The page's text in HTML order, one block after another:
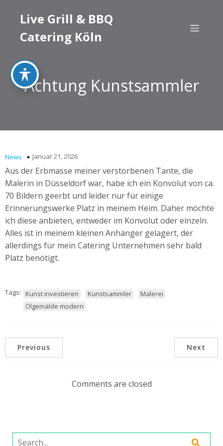
Live Grill & BBQ
Catering Köln
Achtung Kunstsammler
News Januar 21, 2026
Aus der Erbmasse meiner verstorbenen Tante, die
Malerin in Düsseldorf war, habe ich ein Konvolut von ca.
70 Bildern geerbt und leider nur für einige
Erinnerungswerke Platz in meinem Heim. Daher möchte
ich diese anbieten, entweder im Konvolut oder einzeln.
Alles ist in meinem kleinen Anhänger gelagert, der
allerdings für mein Catering Unternehmen sehr bald
Platz benötigt.
Tags: Kunst investieren Kunstsammler
Malerei
Ölgemälde modern
Previous Next
Comments are closed